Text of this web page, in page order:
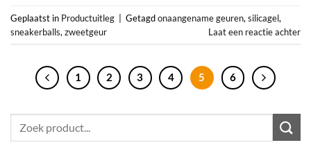
Geplaatst in Productuitleg | Getagdonaangename geuren, silicagel,
sneakerballs, zweetgeur Laat een reactie achter
1 2 3 4 5 6